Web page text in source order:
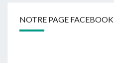
NOTRE PAGE FACEBOOK